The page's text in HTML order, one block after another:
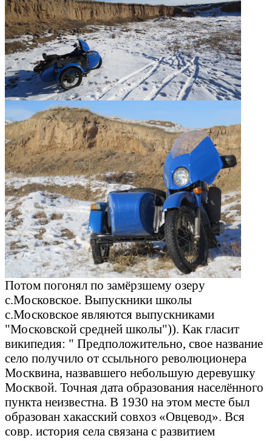
Потом погонял по замёрзшему озеру
с.Московское. Выпускники школы
с.Московское являются выпускниками
"Московской средней школы")). Как гласит
википедия: " Предположительно, свое название
село получило от ссыльного революционера
Москвина, назвавшего небольшую деревушку
Москвой. Точная дата образования населённого
пункта неизвестна. В 1930 на этом месте был
образован хакасский совхоз «Овцевод». Вся
совр. история села связана с развитием